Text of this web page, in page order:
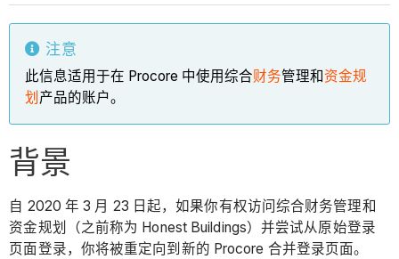
注意
此信息适用于在 Procore 中使用综合财务管理和资金规
划 产品的账户。
背景
自 2020 年 3 月 23 日起，如果你有权访问综合财务管理和
资金规划（之前称为 Honest Buildings）并尝试从原始登录
页面登录，你将被重定向到新的 Procore 合并登录页面。